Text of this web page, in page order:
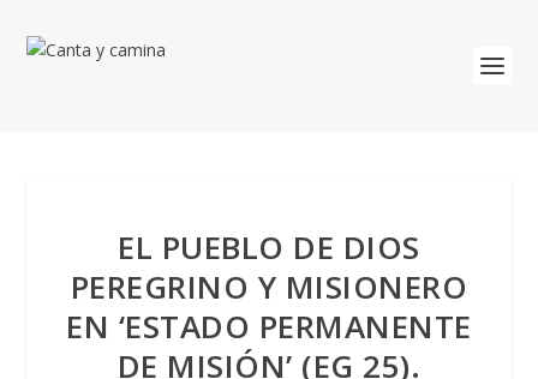
EL PUEBLO DE DIOS
PEREGRINO Y MISIONERO
EN ‘ESTADO PERMANENTE
DE MISIÓN’ (EG 25).